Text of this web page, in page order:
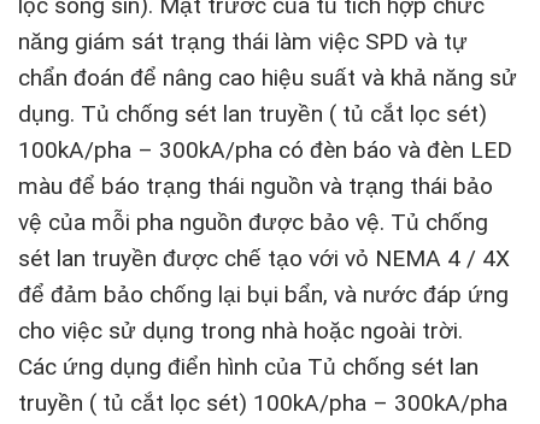
lọc sóng sin). Mặt trước của tủ tích hợp chức
năng giám sát trạng thái làm việc SPD và tự
chẩn đoán để nâng cao hiệu suất và khả năng sử
dụng. Tủ chống sét lan truyền ( tủ cắt lọc sét)
100kA/pha – 300kA/pha có đèn báo và đèn LED
màu để báo trạng thái nguồn và trạng thái bảo
vệ của mỗi pha nguồn được bảo vệ. Tủ chống
sét lan truyền được chế tạo với vỏ NEMA 4 / 4X
để đảm bảo chống lại bụi bẩn, và nước đáp ứng
cho việc sử dụng trong nhà hoặc ngoài trời.
Các ứng dụng điển hình của Tủ chống sét lan
truyền ( tủ cắt lọc sét) 100kA/pha – 300kA/pha